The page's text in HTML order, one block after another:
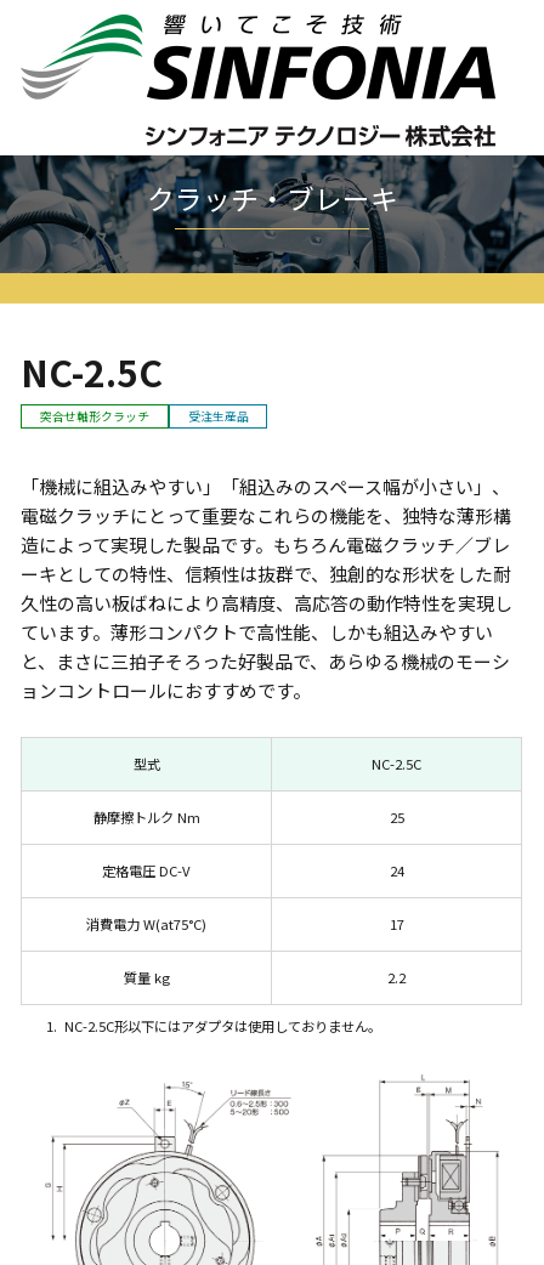
ホーム クラッチ・ブレーキ 薄形シリーズ NC-C NC-2.5C
クラッチ・ブレーキ
NC-2.5C
突合せ軸形クラッチ 受注生産品
「機械に組込みやすい」「組込みのスペース幅が小さい」、
電磁クラッチにとって重要なこれらの機能を、独特な薄形構
造によって実現した製品です。もちろん電磁クラッチ／ブレ
ーキとしての特性、信頼性は抜群で、独創的な形状をした耐
久性の高い板ばねにより高精度、高応答の動作特性を実現し
ています。薄形コンパクトで高性能、しかも組込みやすい
と、まさに三拍子そろった好製品で、あらゆる機械のモーシ
ョンコントロールにおすすめです。
型式 NC-2.5C
静摩擦トルク Nm 25
定格電圧 DC-V 24
消費電力 W(at75°C) 17
質量 kg 2.2
1. NC-2.5C形以下にはアダプタは使用しておりません。